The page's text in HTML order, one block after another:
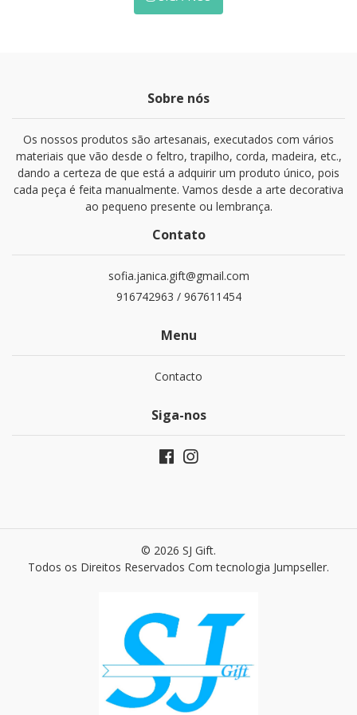
Sobre nós
Os nossos produtos são artesanais, executados com vários
materiais que vão desde o feltro, trapilho, corda, madeira, etc.,
dando a certeza de que está a adquirir um produto único, pois
cada peça é feita manualmente. Vamos desde a arte decorativa
ao pequeno presente ou lembrança.
Contato
sofia.janica.gift@gmail.com
916742963 / 967611454
Menu
Contacto
Siga-nos
© 2026 SJ Gift.
Todos os Direitos Reservados Com tecnologia Jumpseller.